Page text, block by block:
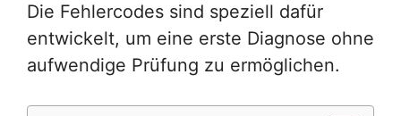
Die Fehlercodes sind speziell dafür
entwickelt, um eine erste Diagnose ohne
aufwendige Prüfung zu ermöglichen.